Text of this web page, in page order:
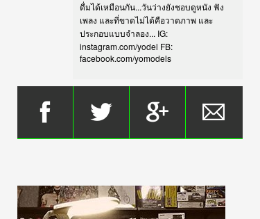
ดื่มได้เหมือนกัน...วันว่างยังชอบดูหนัง ฟัง
เพลง และที่ขาดไม่ได้คือวาดภาพ และ
ประกอบแบบจำลอง... IG:
instagram.com/yodel FB:
facebook.com/yomodels